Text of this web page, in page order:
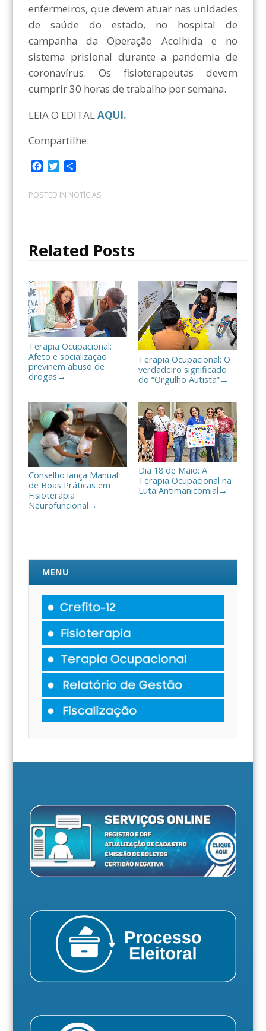
enfermeiros, que devem atuar nas unidades
de saúde do estado, no hospital de
campanha da Operação Acolhida e no
sistema prisional durante a pandemia de
coronavírus. Os fisioterapeutas devem
cumprir 30 horas de trabalho por semana.
LEIA O EDITAL AQUI.
Compartilhe:
c
e
k
i
t
m
p
i
a
r
POSTED IN NOTÍCIAS
Related Posts
Terapia Ocupacional:
Afeto e socialização
previnem abuso de
drogas →
Terapia Ocupacional: O
verdadeiro significado
do “Orgulho Autista”→
Conselho lança Manual
de Boas Práticas em
Fisioterapia
Neurofuncional →
Dia 18 de Maio: A
Terapia Ocupacional na
Luta Antimanicomial →
MENU